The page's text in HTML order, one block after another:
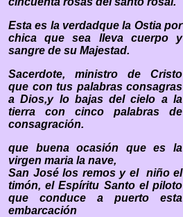
Esta es la verdadque la Ostia por
chica que sea lleva cuerpo y
sangre de su Majestad.
Sacerdote, ministro de Cristo
que con tus palabras consagras
a Dios,y lo bajas del cielo a la
tierra con cinco palabras de
consagración.
que buena ocasión que es la
virgen maria la nave,
San José los remos y el niño el
timón, el Espíritu Santo el piloto
que conduce a puerto esta
embarcación